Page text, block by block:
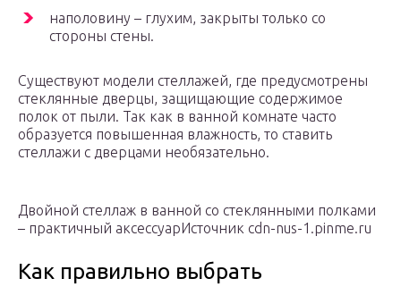
наполовину – глухим, закрыты только со
стороны стены.
Существуют модели стеллажей, где предусмотрены
стеклянные дверцы, защищающие содержимое
полок от пыли. Так как в ванной комнате часто
образуется повышенная влажность, то ставить
стеллажи с дверцами необязательно.
Двойной стеллаж в ванной со стеклянными полками
– практичный аксессуарИсточник cdn-nus-1.pinme.ru
Как правильно выбрать